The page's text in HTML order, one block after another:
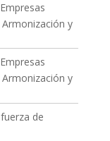
y
y
de